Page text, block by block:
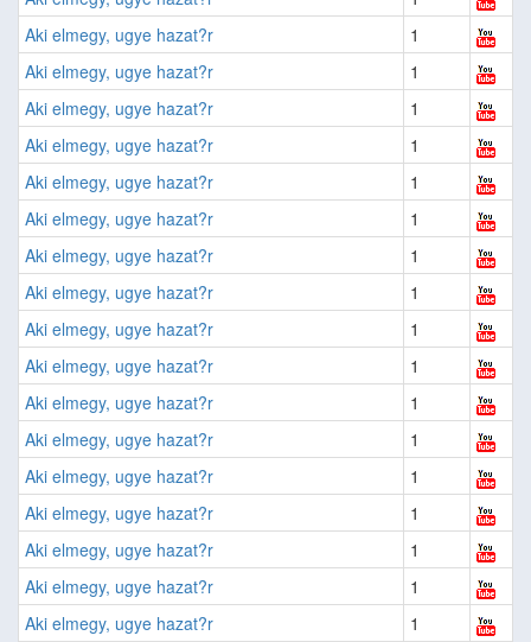
Aki elmegy, ugye hazat?r
1
Aki elmegy, ugye hazat?r
1
Aki elmegy, ugye hazat?r
1
Aki elmegy, ugye hazat?r
1
Aki elmegy, ugye hazat?r
1
Aki elmegy, ugye hazat?r
1
Aki elmegy, ugye hazat?r
1
Aki elmegy, ugye hazat?r
1
Aki elmegy, ugye hazat?r
1
Aki elmegy, ugye hazat?r
1
Aki elmegy, ugye hazat?r
1
Aki elmegy, ugye hazat?r
1
Aki elmegy, ugye hazat?r
1
Aki elmegy, ugye hazat?r
1
Aki elmegy, ugye hazat?r
1
Aki elmegy, ugye hazat?r
1
Aki elmegy, ugye hazat?r
1